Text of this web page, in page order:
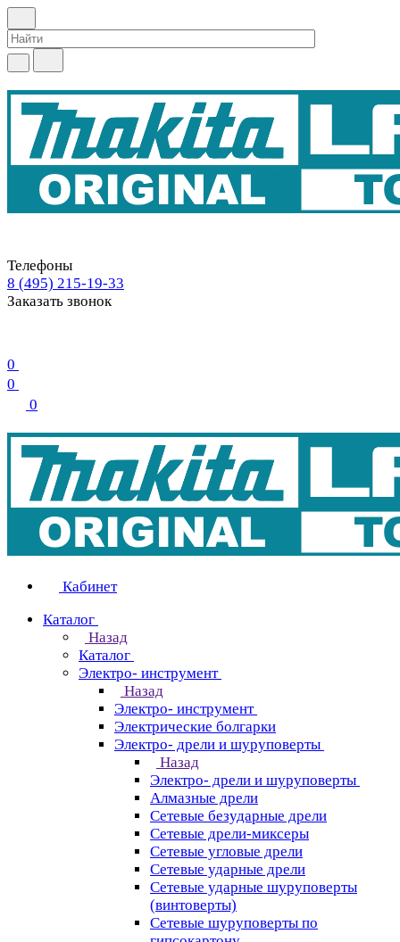
Телефоны
8 (495) 215-19-33
Заказать звонок
0
0
0
Кабинет
Каталог
Назад
Каталог
Электро- инструмент
Назад
Электро- инструмент
Электрические болгарки
Электро- дрели и шуруповерты
Назад
Электро- дрели и шуруповерты
Алмазные дрели
Сетевые безударные дрели
Сетевые дрели-миксеры
Сетевые угловые дрели
Сетевые ударные дрели
Сетевые ударные шуруповерты
(винтоверты)
Сетевые шуруповерты по